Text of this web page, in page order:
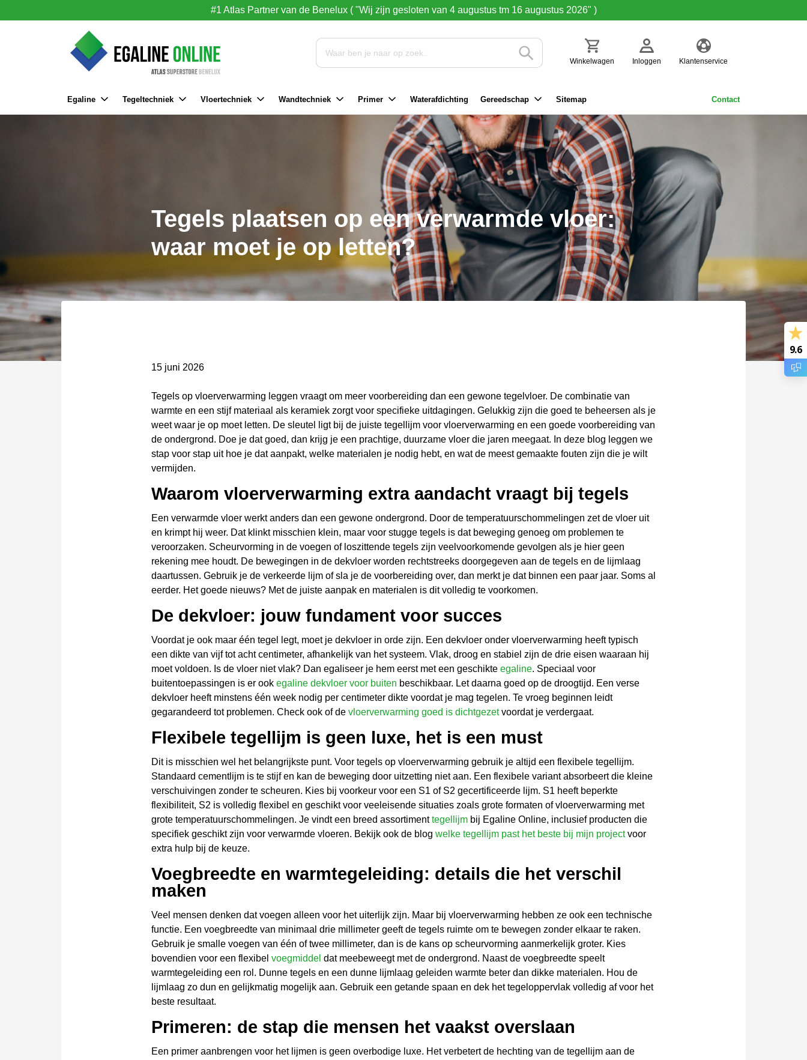
#1 Atlas Partner van de Benelux ( "Wij zijn gesloten van 4 augustus tm 16 augustus 2026" )
Winkelwagen Inloggen Klantenservice
Egaline Tegeltechniek Vloertechniek Wandtechniek Primer Waterafdichting Gereedschap Sitemap Contact
Tegels plaatsen op een verwarmde vloer:
waar moet je op letten?
15 juni 2026
Tegels op vloerverwarming leggen vraagt om meer voorbereiding dan een gewone tegelvloer. De combinatie van
warmte en een stijf materiaal als keramiek zorgt voor specifieke uitdagingen. Gelukkig zijn die goed te beheersen als je
weet waar je op moet letten. De sleutel ligt bij de juiste tegellijm voor vloerverwarming en een goede voorbereiding van
de ondergrond. Doe je dat goed, dan krijg je een prachtige, duurzame vloer die jaren meegaat. In deze blog leggen we
stap voor stap uit hoe je dat aanpakt, welke materialen je nodig hebt, en wat de meest gemaakte fouten zijn die je wilt
vermijden.
Waarom vloerverwarming extra aandacht vraagt bij tegels
Een verwarmde vloer werkt anders dan een gewone ondergrond. Door de temperatuurschommelingen zet de vloer uit
en krimpt hij weer. Dat klinkt misschien klein, maar voor stugge tegels is dat beweging genoeg om problemen te
veroorzaken. Scheurvorming in de voegen of loszittende tegels zijn veelvoorkomende gevolgen als je hier geen
rekening mee houdt. De bewegingen in de dekvloer worden rechtstreeks doorgegeven aan de tegels en de lijmlaag
daartussen. Gebruik je de verkeerde lijm of sla je de voorbereiding over, dan merkt je dat binnen een paar jaar. Soms al
eerder. Het goede nieuws? Met de juiste aanpak en materialen is dit volledig te voorkomen.
De dekvloer: jouw fundament voor succes
Voordat je ook maar één tegel legt, moet je dekvloer in orde zijn. Een dekvloer onder vloerverwarming heeft typisch
een dikte van vijf tot acht centimeter, afhankelijk van het systeem. Vlak, droog en stabiel zijn de drie eisen waaraan hij
moet voldoen. Is de vloer niet vlak? Dan egaliseer je hem eerst met een geschikte egaline. Speciaal voor
buitentoepassingen is er ook egaline dekvloer voor buiten beschikbaar. Let daarna goed op de droogtijd. Een verse
dekvloer heeft minstens één week nodig per centimeter dikte voordat je mag tegelen. Te vroeg beginnen leidt
gegarandeerd tot problemen. Check ook of de vloerverwarming goed is dichtgezetvoordat je verdergaat.
Flexibele tegellijm is geen luxe, het is een must
Dit is misschien wel het belangrijkste punt. Voor tegels op vloerverwarming gebruik je altijd een flexibele tegellijm.
Standaard cementlijm is te stijf en kan de beweging door uitzetting niet aan. Een flexibele variant absorbeert die kleine
verschuivingen zonder te scheuren. Kies bij voorkeur voor een S1 of S2 gecertificeerde lijm. S1 heeft beperkte
flexibiliteit, S2 is volledig flexibel en geschikt voor veeleisende situaties zoals grote formaten of vloerverwarming met
grote temperatuurschommelingen. Je vindt een breed assortimenttegellijm bij Egaline Online, inclusief producten die
specifiek geschikt zijn voor verwarmde vloeren. Bekijk ook de blog welke tegellijm past het beste bij mijn projectvoor
extra hulp bij de keuze.
Voegbreedte en warmtegeleiding: details die het verschil
maken
Veel mensen denken dat voegen alleen voor het uiterlijk zijn. Maar bij vloerverwarming hebben ze ook een technische
functie. Een voegbreedte van minimaal drie millimeter geeft de tegels ruimte om te bewegen zonder elkaar te raken.
Gebruik je smalle voegen van één of twee millimeter, dan is de kans op scheurvorming aanmerkelijk groter. Kies
bovendien voor een flexibel voegmiddel dat meebeweegt met de ondergrond. Naast de voegbreedte speelt
warmtegeleiding een rol. Dunne tegels en een dunne lijmlaag geleiden warmte beter dan dikke materialen. Hou de
lijmlaag zo dun en gelijkmatig mogelijk aan. Gebruik een getande spaan en dek het tegeloppervlak volledig af voor het
beste resultaat.
Primeren: de stap die mensen het vaakst overslaan
Een primer aanbrengen voor het lijmen is geen overbodige luxe. Het verbetert de hechting van de tegellijm aan de
9.6